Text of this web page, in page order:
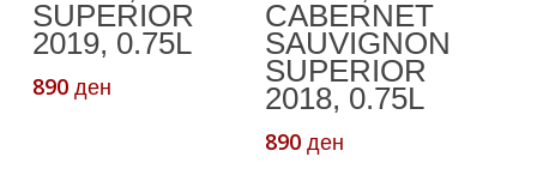
SUPERIOR
2019, 0.75L
890 ден
CABERNET
SAUVIGNON
SUPERIOR
2018, 0.75L
890ден